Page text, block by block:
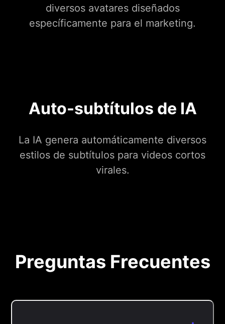
diversos avatares diseñados
específicamente para el marketing.
Auto-subtítulos de IA
La IA genera automáticamente diversos
estilos de subtítulos para videos cortos
virales.
Preguntas Frecuentes